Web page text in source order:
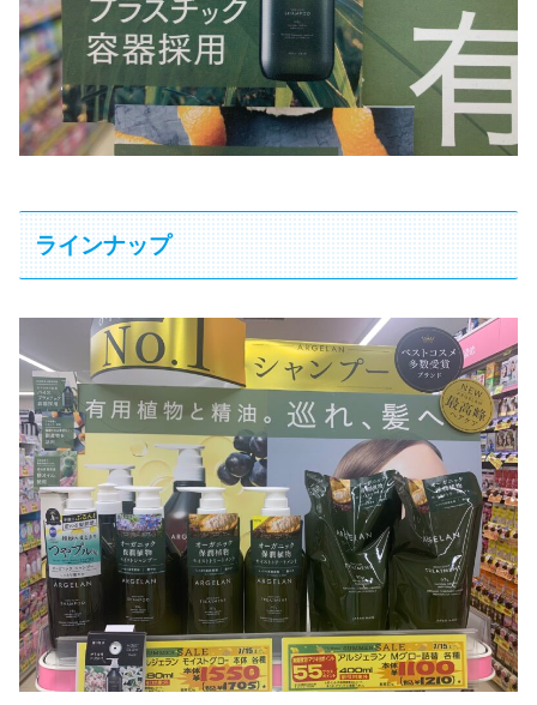
ラインナップ